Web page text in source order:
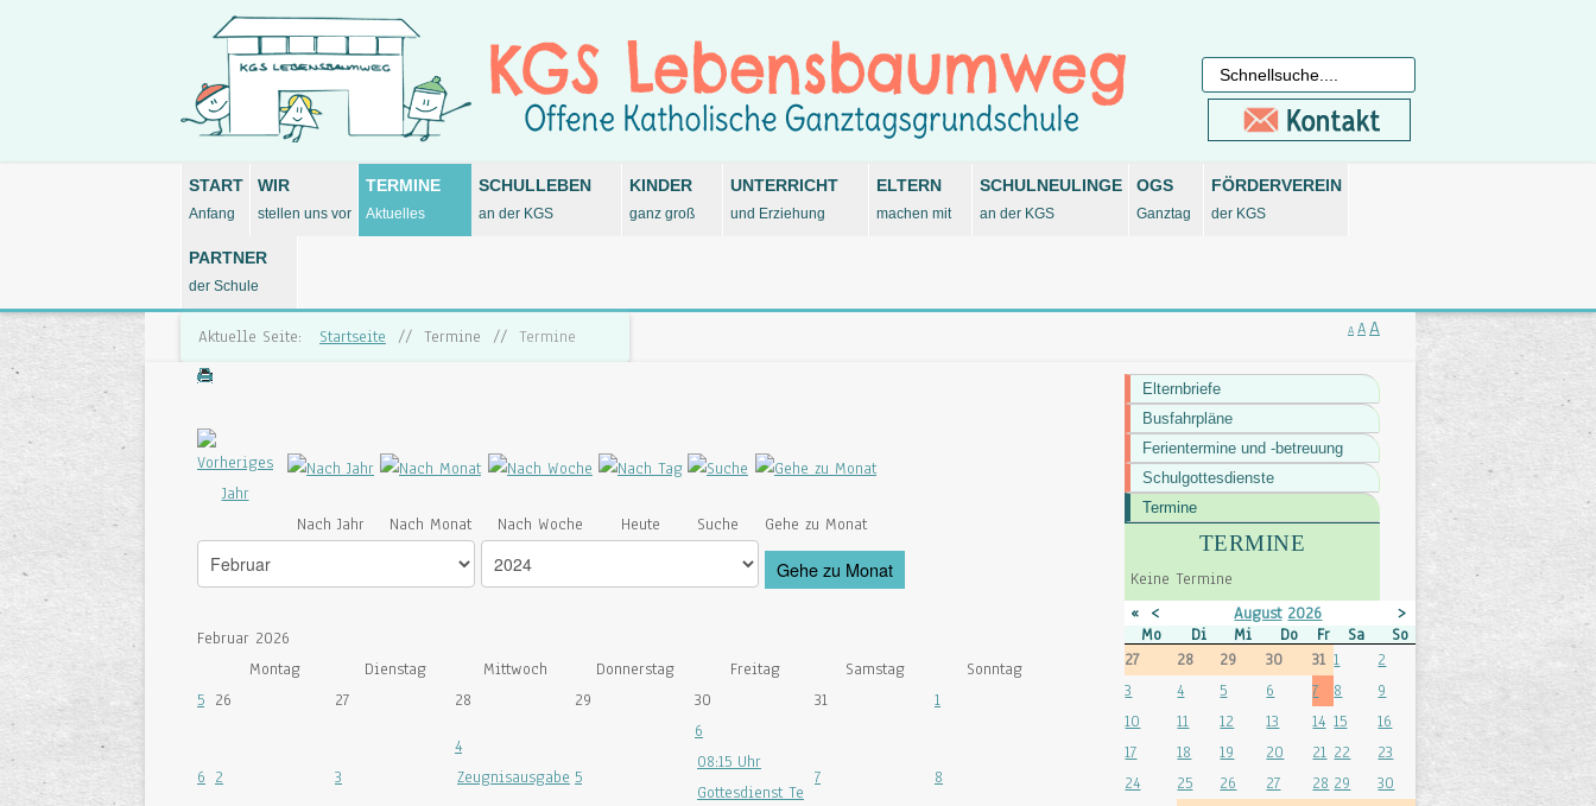
START
Anfang
WIR
stellen uns vor
TERMINE
Aktuelles
SCHULLEBEN
an der KGS
KINDER
ganz groß
UNTERRICHT
und Erziehung
ELTERN
machen mit
SCHULNEULINGE
an der KGS
OGS
Ganztag
FÖRDERVEREIN
der KGS
PARTNER
der Schule
Aktuelle Seite: Startseite // Termine // Termine A AA
Nach Jahr Nach Monat Nach Woche Heute Suche Gehe zu Monat
Gehe zu Monat
Februar 2026
Montag
Dienstag Mittwoch Donnerstag Freitag Samstag
Sonntag
5 26 27 28 29 30 31 1
6 2 3
4
Zeugnisausgabe 5
6
08:15 Uhr
Gottesdienst Te
7 8
Elternbriefe
Busfahrpläne
Ferientermine und -betreuung
Schulgottesdienste
Termine
TERMINE
Keine Termine
« < August 2026 >
Mo
Di Mi Do Fr Sa
So
27
28 29 30 31 1
2
3
4 5 6 7 8
9
10
11 12 13 14 15
16
17
18 19 20 21 22
23
24
25 26 27 28 29
30